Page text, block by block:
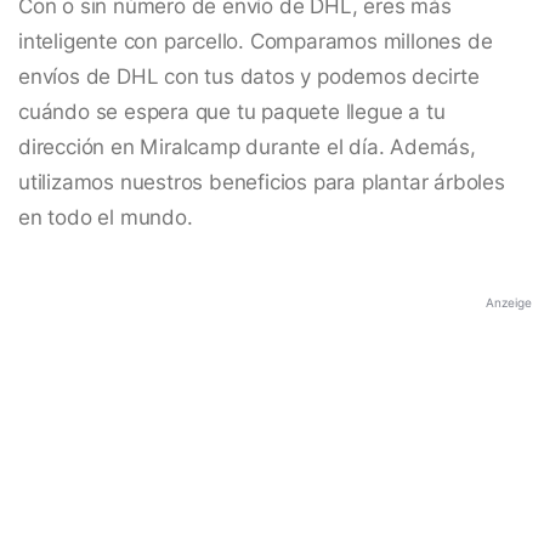
Con o sin número de envío de DHL, eres más
inteligente con parcello. Comparamos millones de
envíos de DHL con tus datos y podemos decirte
cuándo se espera que tu paquete llegue a tu
dirección en Miralcamp durante el día. Además,
utilizamos nuestros beneficios para plantar árboles
en todo el mundo.
Anzeige